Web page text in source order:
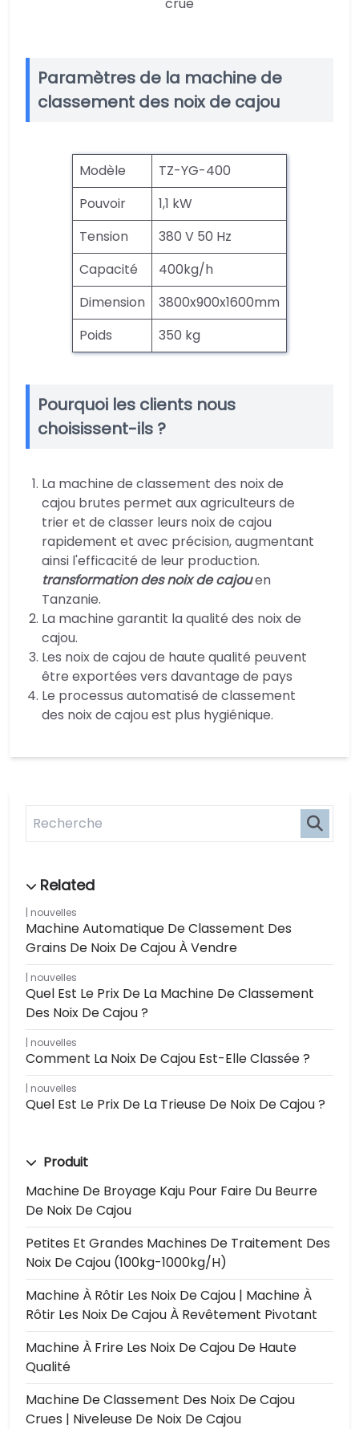
nouvelles
Machine Automatique De Classement Des
Grains De Noix De Cajou À Vendre
nouvelles
Quel Est Le Prix De La Machine De Classement
Des Noix De Cajou ?
nouvelles
Comment La Noix De Cajou Est-Elle Classée ?
nouvelles
Quel Est Le Prix De La Trieuse De Noix De Cajou ?
Produit
Machine De Broyage Kaju Pour Faire Du Beurre
De Noix De Cajou
Petites Et Grandes Machines De Traitement Des
Noix De Cajou (100kg-1000kg/h)
Machine À Rôtir Les Noix De Cajou | Machine À
Rôtir Les Noix De Cajou À Revêtement Pivotant
Machine À Frire Les Noix De Cajou De Haute
Qualité
Machine De Classement Des Noix De Cajou
Crues | Niveleuse De Noix De Cajou
Paramètres de la machine de
classement des noix de cajou
Modèle
TZ-YG-400
Pouvoir
1,1 kW
Tension
380 V 50 Hz
Capacité
400kg/h
Dimension
3800x900x1600mm
Poids
350 kg
Pourquoi les clients nous
choisissent-ils ?
La machine de classement des noix de
cajou brutes permet aux agriculteurs de
trier et de classer leurs noix de cajou
rapidement et avec précision, augmentant
ainsi l'efficacité de leur production.
transformation des noix de cajouen
Tanzanie.
La machine garantit la qualité des noix de
cajou.
Les noix de cajou de haute qualité peuvent
être exportées vers davantage de pays
Le processus automatisé de classement
des noix de cajou est plus hygiénique.